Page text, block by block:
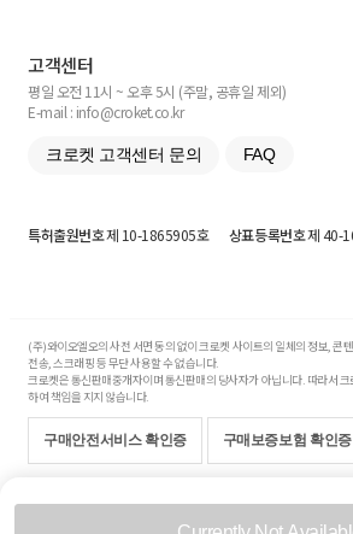
고객센터
평일 오전 11시 ~ 오후 5시 (주말, 공휴일 제외)
E-mail : info@croket.co.kr
크로켓 고객센터 문의 FAQ
특허출원번호제 10-1865905호 상표등록번호제 40-
(주)와이오엘오의 사전 서면 동의 없이 크로켓 사이트의 일체의 정보, 콘
전송, 스크래핑 등 무단 사용할 수 없습니다.
크로켓은 통신판매중개자이며 통신판매의 당사자가 아닙니다. 따라서
하여 책임을 지지 않습니다.
구매안전서비스 확인증 구매보증보험 확인증